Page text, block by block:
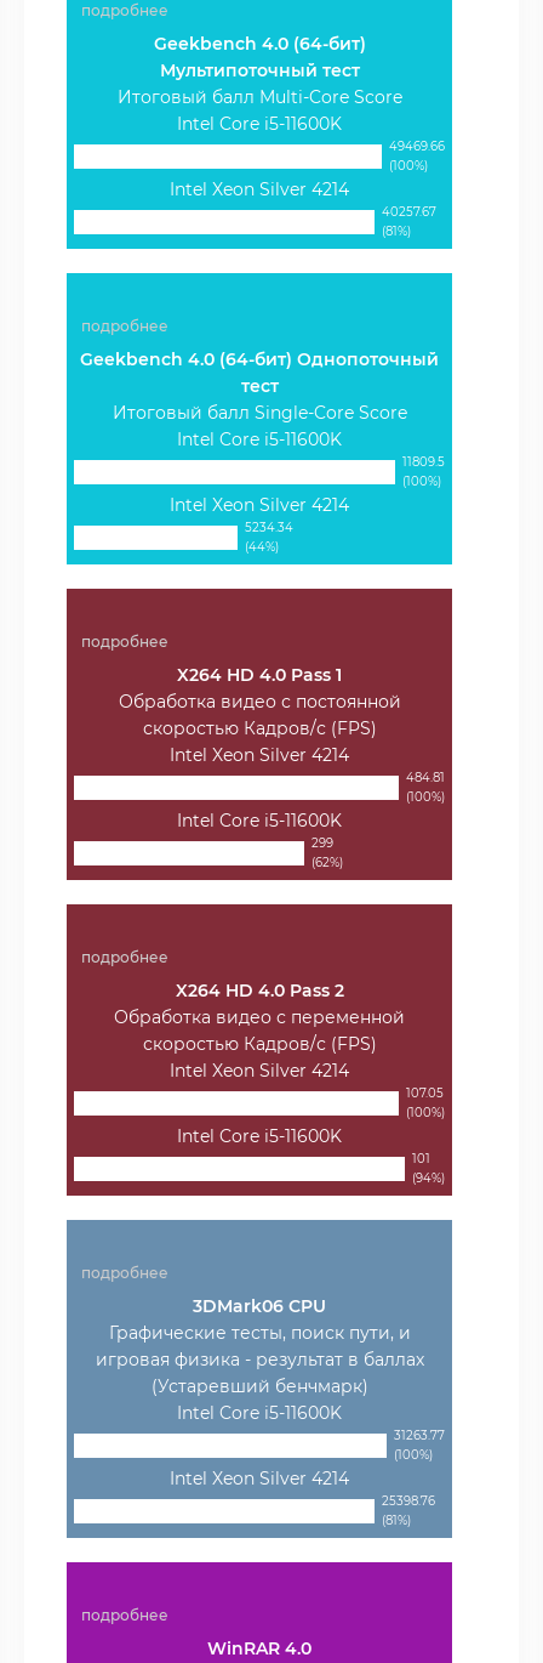
подробнее
Geekbench 4.0 (64-бит)
Мультипоточный тест
Итоговый балл Multi-Core Score
Intel Core i5-11600K
49469.66
(100%)
Intel Xeon Silver 4214
40257.67
(81%)
подробнее
Geekbench 4.0 (64-бит) Однопоточный
тест
Итоговый балл Single-Core Score
Intel Core i5-11600K
11809.5
(100%)
Intel Xeon Silver 4214
5234.34
(44%)
подробнее
X264 HD 4.0 Pass 1
Обработка видео с постоянной
скоростью Кадров/с (FPS)
Intel Xeon Silver 4214
484.81
(100%)
Intel Core i5-11600K
299
(62%)
подробнее
X264 HD 4.0 Pass 2
Обработка видео с переменной
скоростью Кадров/с (FPS)
Intel Xeon Silver 4214
107.05
(100%)
Intel Core i5-11600K
101
(94%)
подробнее
3DMark06 CPU
Графические тесты, поиск пути, и
игровая физика - результат в баллах
(Устаревший бенчмарк)
Intel Core i5-11600K
31263.77
(100%)
Intel Xeon Silver 4214
25398.76
(81%)
подробнее
WinRAR 4.0